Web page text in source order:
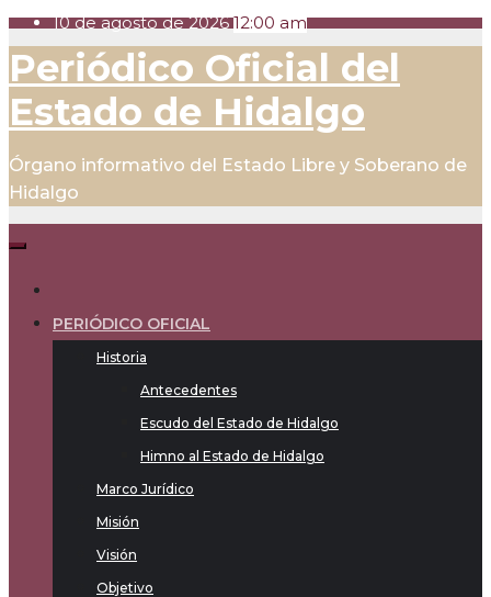
Skip
to
content
10 de agosto de 202612:00 am
Periódico Oficial del
Estado de Hidalgo
Órgano informativo del Estado Libre y Soberano de
Hidalgo
PERIÓDICO OFICIAL
Historia
Antecedentes
Escudo del Estado de Hidalgo
Himno al Estado de Hidalgo
Marco Jurídico
Misión
Visión
Objetivo